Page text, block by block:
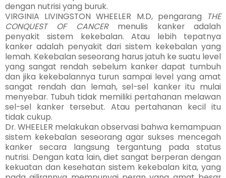
dengan nutrisi yang buruk.
VIRGINIA LIVINGSTON WHEELER M.D, pengarang
THE
CONQUEST OF CANCERmenulis kanker adalah
penyakit sistem kekebalan. Atau lebih tepatnya
kanker adalah penyakit dari sistem kekebalan yang
lemah. Kekebalan seseorang harus jatuh ke suatu level
yang sangat rendah sebelum kanker dapat tumbuh
dan jika kekebalannya turun sampai level yang amat
sangat rendah dan lemah, sel-sel kanker itu mulai
menyebar. Tubuh tidak memiliki pertahanan melawan
sel-sel kanker tersebut. Atau pertahanan kecil itu
tidak cukup.
Dr. WHEELER melakukan observasi bahwa kemampuan
sistem kekebalan seseorang agar sukses mencegah
kanker secara langsung tergantung pada status
nutrisi. Dengan kata lain, diet sangat berperan dengan
kekuatan dan kesehatan sistem kekebalan kita, yang